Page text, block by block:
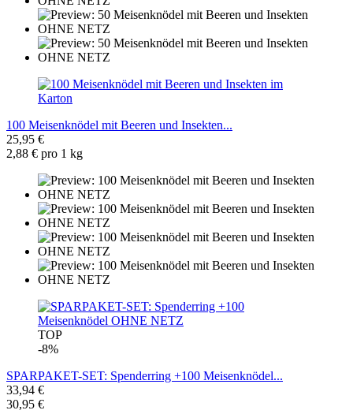
100 Meisenknödel mit Beeren und Insekten...
25,95 €
2,88 € pro 1 kg
TOP
-8%
SPARPAKET-SET: Spenderring +100 Meisenknödel...
33,94 €
30,95 €